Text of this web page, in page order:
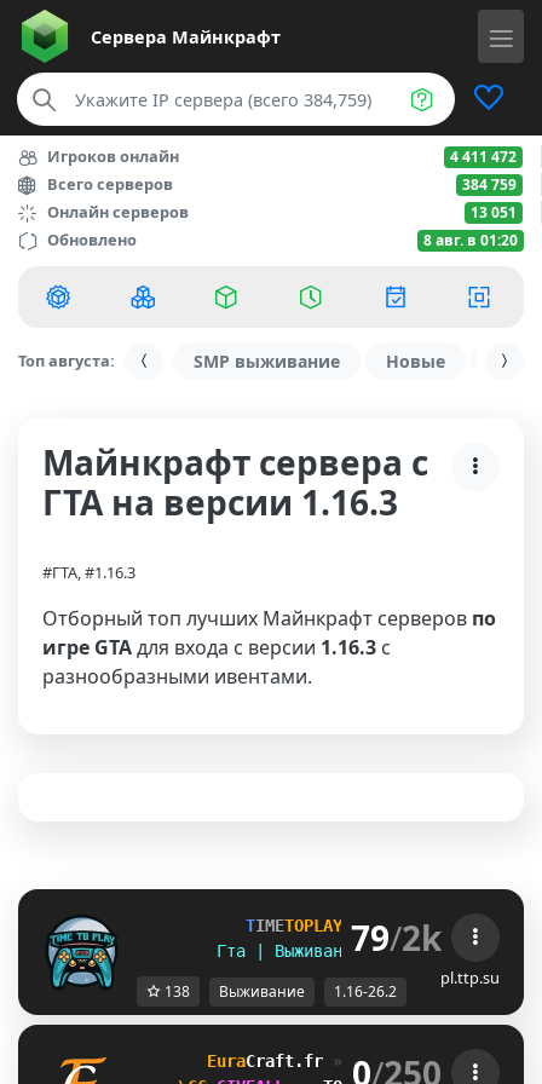
Сервера Майнкрафт
Игроков онлайн 4 411 472
Всего серверов 384 759
Онлайн серверов 13 051
Обновлено 8 авг. в 01:20
Топ августа: SMP выживание Новые С
Майнкрафт сервера с
ГТА на версии 1.16.3
#ГТА, #1.16.3
Отборный топ лучших Майнкрафт серверов по
игре GTAдля входа с версии 1.16.3 с
разнообразными ивентами.
TIMETOPL AY ▪ [1 .16 -
]
Гта | Выживание | Полит | Ивенты
79/2k
pl.ttp.su
138 Выживание 1.16-26.2
EuraCraft.fr » GTA, Training
0/250